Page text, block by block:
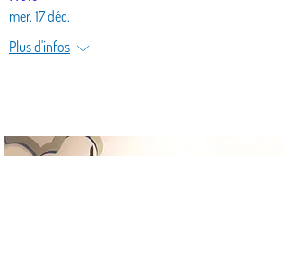
mer. 17 déc.
Plus d'infos